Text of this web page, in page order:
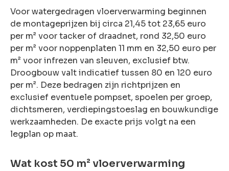
Voor watergedragen vloerverwarming beginnen
de montageprijzen bij circa 21,45 tot 23,65 euro
per m² voor tacker of draadnet, rond 32,50 euro
per m² voor noppenplaten 11 mm en 32,50 euro per
m² voor infrezen van sleuven, exclusief btw.
Droogbouw valt indicatief tussen 80 en 120 euro
per m². Deze bedragen zijn richtprijzen en
exclusief eventuele pompset, spoelen per groep,
dichtsmeren, verdiepingstoeslag en bouwkundige
werkzaamheden. De exacte prijs volgt na een
legplan op maat.
Wat kost 50 m² vloerverwarming